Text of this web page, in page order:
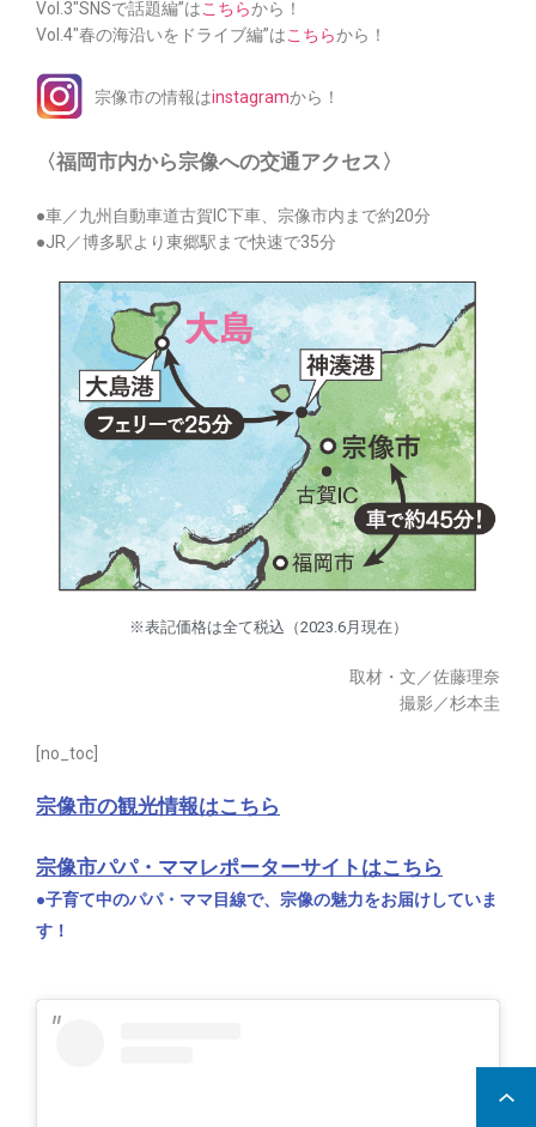
Vol.3″SNSで話題編”はこちらから！
Vol.4″春の海沿いをドライブ編”はこちらから！
宗像市の情報はinstagramから！
〈福岡市内から宗像への交通アクセス〉
●車／九州自動車道古賀IC下車、宗像市内まで約20分
●JR／博多駅より東郷駅まで快速で35分
※表記価格は全て税込（2023.6月現在）
取材・文／佐藤理奈
撮影／杉本圭
[no_toc]
宗像市の観光情報はこちら
宗像市パパ・ママレポーターサイトはこちら
●子育て中のパパ・ママ目線で、宗像の魅力をお届けしていま
す！